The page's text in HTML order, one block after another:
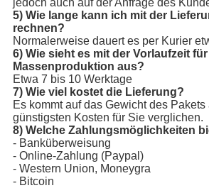
5) Wie lange kann ich mit der
rechnen?
Normalerweise dauert es per Kurier
6) Wie sieht es mit der Vorlaufzeit
Massenproduktion aus?
Etwa 7 bis 10 Werktage
7) Wie viel kostet die Lieferung?
Es kommt auf das Gewicht des
günstigsten Kosten für Sie verglichen.
8) Welche Zahlungsmöglichkeiten
- Banküberweisung
- Online-Zahlung (Paypal)
- Western Union, Moneygra
- Bitcoin